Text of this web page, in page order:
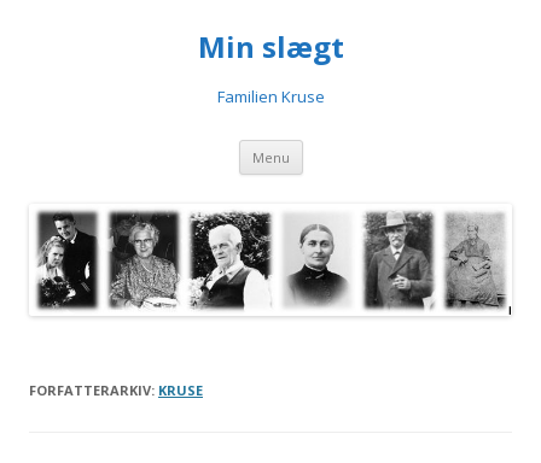
Min slægt
Familien Kruse
Menu Videre til indhold
FORFATTERARKIV: KRUSE